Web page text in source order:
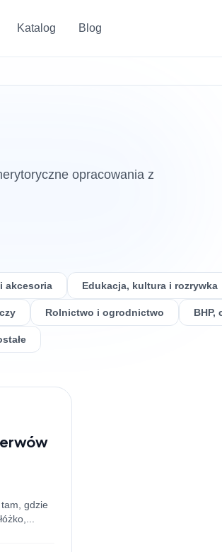
Katalog Blog
opracowania z
akcesoria Edukacja, kultura i rozrywka
Rolnictwo i ogrodnictwo BHP,
gdzie